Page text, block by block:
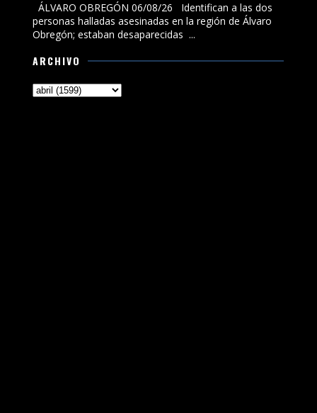
ÁLVARO OBREGÓN 06/08/26 Identifican a las dos
personas halladas asesinadas en la región de Álvaro
Obregón; estaban desaparecidas ...
ARCHIVO